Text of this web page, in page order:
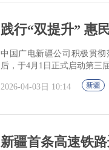
践行“双提升” 惠
中国广电新疆公司积极贯
后，于4月1日正式启动第三
2026-04-03日 10:14 新疆
新疆首条高速铁